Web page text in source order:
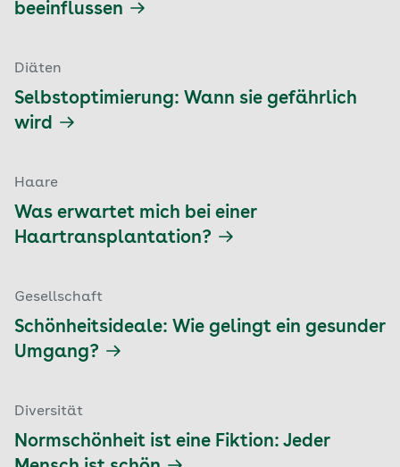
beeinflussen
Diäten
Selbstoptimierung: Wann sie gefährlich
wird
Haare
Was erwartet mich bei einer
Haartransplantation?
Gesellschaft
Schönheitsideale: Wie gelingt ein gesunder
Umgang?
Diversität
Normschönheit ist eine Fiktion: Jeder